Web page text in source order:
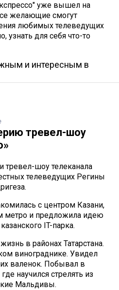
уже вышел на
желающие смогут
любимых телеведущих
узнать для себя что-то
и интересным в
тревел-шоу
тревел-шоу телеканала
телеведущих Регины
с центром Казани,
метро и предложила идею
IT-парка.
в районах Татарстана.
винограднике. Увидел
валенок. Побывал в
научился стрелять из
Мальдивы.